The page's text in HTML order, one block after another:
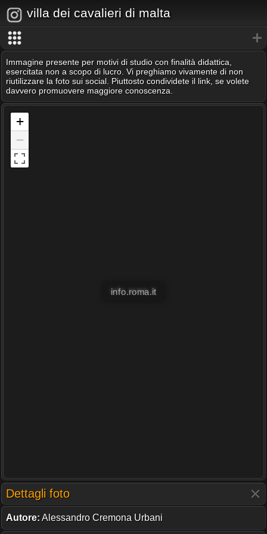
villa dei cavalieri di malta
Immagine presente per motivi di studio con finalità didattica,
esercitata non a scopo di lucro. Vi preghiamo vivamente di non
riutilizzare la foto sui social. Piuttosto condividete il link, se volete
davvero promuovere maggiore conoscenza.
+
−
info.roma.it
Dettagli foto
Autore:Alessandro Cremona Urbani